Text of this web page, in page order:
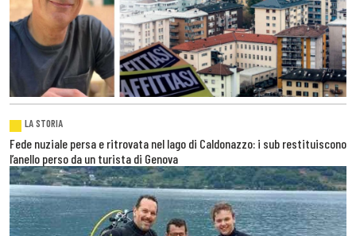
LA STORIA
Fede nuziale persa e ritrovata nel lago di Caldonazzo: i sub restituiscono
l’anello perso da un turista di Genova